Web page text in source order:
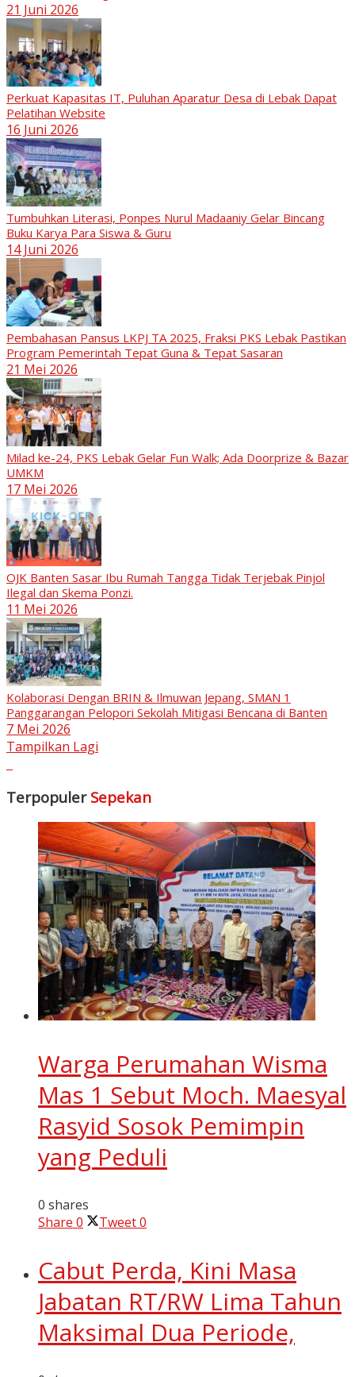
21 Juni 2026
Perkuat Kapasitas IT, Puluhan Aparatur Desa di Lebak Dapat
Pelatihan Website
16 Juni 2026
Tumbuhkan Literasi, Ponpes Nurul Madaaniy Gelar Bincang
Buku Karya Para Siswa & Guru
14 Juni 2026
Pembahasan Pansus LKPJ TA 2025, Fraksi PKS Lebak Pastikan
Program Pemerintah Tepat Guna & Tepat Sasaran
21 Mei 2026
Milad ke-24, PKS Lebak Gelar Fun Walk; Ada Doorprize & Bazar
UMKM
17 Mei 2026
OJK Banten Sasar Ibu Rumah Tangga Tidak Terjebak Pinjol
Ilegal dan Skema Ponzi.
11 Mei 2026
Kolaborasi Dengan BRIN & Ilmuwan Jepang, SMAN 1
Panggarangan Pelopori Sekolah Mitigasi Bencana di Banten
7 Mei 2026
Tampilkan Lagi
Terpopuler Sepekan
Warga Perumahan Wisma
Mas 1 Sebut Moch. Maesyal
Rasyid Sosok Pemimpin
yang Peduli
0 shares
Share 0 Tweet0
Cabut Perda, Kini Masa
Jabatan RT/RW Lima Tahun
Maksimal Dua Periode,